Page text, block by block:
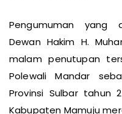
Pengumuman yang
Dewan Hakim H.
malam penutupan
Polewali Mandar
Provinsi Sulbar tahun
Kabupaten Mamuju